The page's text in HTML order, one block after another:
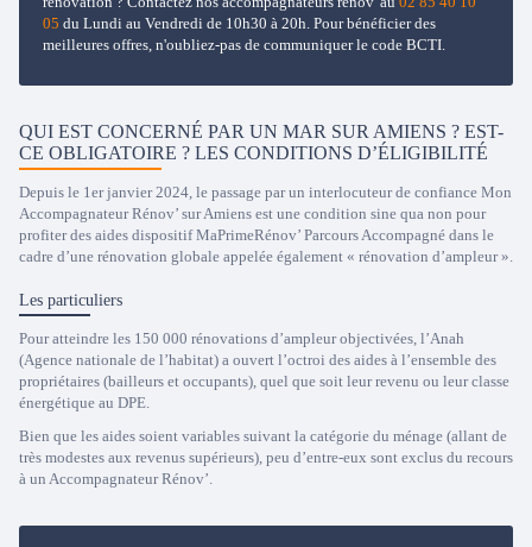
05 du Lundi au Vendredi de 10h30 à 20h. Pour bénéficier des
meilleures offres, n'oubliez-pas de communiquer le code BCTI.
QUI EST CONCERNÉ PAR UN MAR SUR AMIENS ? EST-
CE OBLIGATOIRE ? LES CONDITIONS D’ÉLIGIBILITÉ
Depuis le 1er janvier 2024, le passage par un interlocuteur de confiance Mon
Accompagnateur Rénov’ sur Amiens est une condition sine qua non pour
profiter des aides dispositif MaPrimeRénov’ Parcours Accompagné dans le
cadre d’une rénovation globale appelée également « rénovation d’ampleur ».
Les particuliers
Pour atteindre les 150 000 rénovations d’ampleur objectivées, l’Anah
(Agence nationale de l’habitat) a ouvert l’octroi des aides à l’ensemble des
propriétaires (bailleurs et occupants), quel que soit leur revenu ou leur classe
énergétique au DPE.
Bien que les aides soient variables suivant la catégorie du ménage (allant de
très modestes aux revenus supérieurs), peu d’entre-eux sont exclus du recours
à un Accompagnateur Rénov’.